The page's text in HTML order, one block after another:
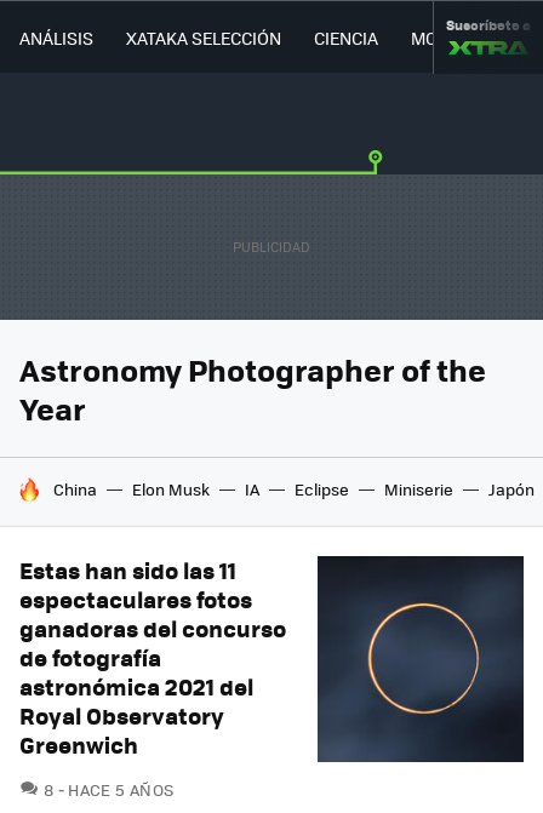
ANÁLISIS XATAKA SELECCIÓN CIENCIA MOVILIDAD
Suscríbete a
Astronomy Photographer of the
Year
HOY SE HABLA DE
China Elon Musk IA Eclipse Miniserie Japón
Estas han sido las 11
espectaculares fotos
ganadoras del concurso
de fotografía
astronómica 2021 del
Royal Observatory
Greenwich
8 COMENTARIOS
HACE 5 AÑOS